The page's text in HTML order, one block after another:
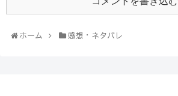
ホーム 感想・ネタバレ